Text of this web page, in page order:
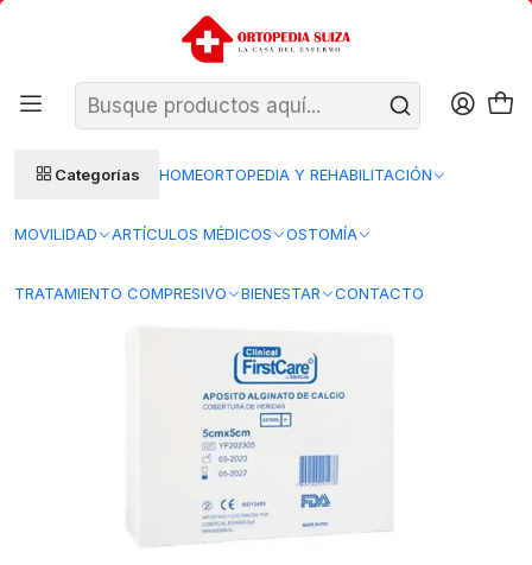
Categorías HOMEORTOPEDIA Y REHABILITACIÓN
MOVILIDAD ARTÍCULOS MÉDICOS OSTOMÍA
TRATAMIENTO COMPRESIVO BIENESTAR CONTACTO
SANTIAGO: ENTREGA AL DÍA HÁBIL SIGUIENTE (L–V)
REGIONES 48–72 HORAS HÁBILES
Insumos Medicos Curacion herida Apositos
Aposito Alginato de Calcio — 5 x 5 cm — FirstCare